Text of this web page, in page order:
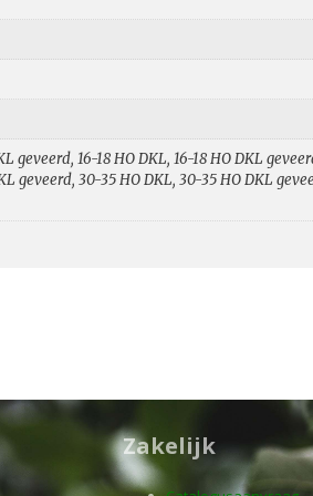
geveerd, 16-18 HO DKL, 16-18 HO DKL
geveerd, 30-35 HO DKL, 30-35 HO DKL
Zakelijk